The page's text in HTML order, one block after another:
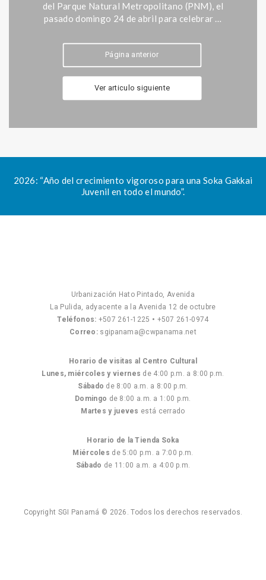
del Parque Natural Metropolitano (PNM), el
pasado domingo 24 de abril para celebrar …
Página anterior
Ver articulo siguiente
2026: “Año del crecimiento vigoroso para una Soka Gakkai
Juvenil en todo el mundo”.
Urbanización Hato Pintado, Avenida
La Pulida, adyacente a la Avenida 12 de octubre
Teléfonos: +507 261-1225 • +507 261-0974
Correo: sgipanama@cwpanama.net
Horario de visitas al Centro Cultural
Lunes, miércoles y viernes de 4:00 p.m. a 8:00 p.m.
Sábado de 8:00 a.m. a 8:00 p.m.
Domingo de 8:00 a.m. a 1:00 p.m.
Martes y jueves está cerrado
Horario de la Tienda Soka
Miércoles de 5:00 p.m. a 7:00 p.m.
Sábado de 11:00 a.m. a 4:00 p.m.
Copyright SGI Panamá © 2026. Todos los derechos reservados.